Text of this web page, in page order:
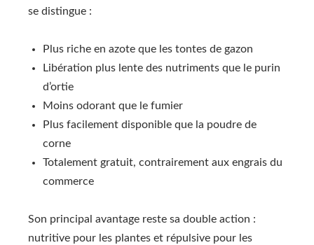
se distingue :
Plus riche en azote que les tontes de gazon
Libération plus lente des nutriments que le purin
d’ortie
Moins odorant que le fumier
Plus facilement disponible que la poudre de
corne
Totalement gratuit, contrairement aux engrais du
commerce
Son principal avantage reste sa double action :
nutritive pour les plantes et répulsive pour les